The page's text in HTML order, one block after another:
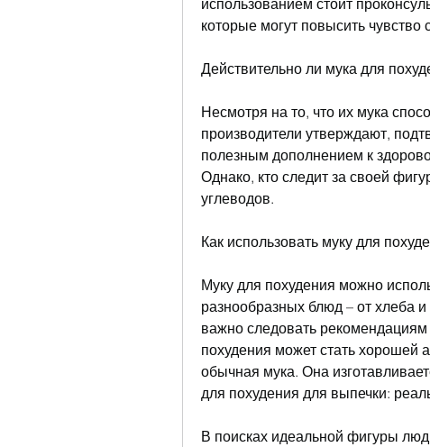
использованием стоит
которые могут повысить чувство
Действительно ли мука для
Несмотря на то, что их мука
производители утверждают,
полезным дополнением к
Однако, кто следит за своей
углеводов.
Как использовать муку для
Муку для похудения можно
разнообразных блюд – от хлеба
важно следовать
похудения может стать хорошей
обычная мука. Она
для похудения для выпечки:
В поисках идеальной фигуры